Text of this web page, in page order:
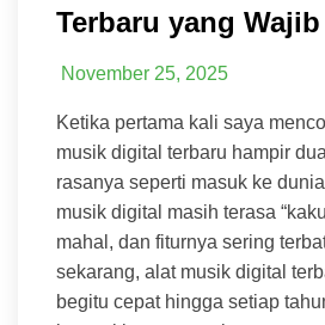
Terbaru yang
November 25, 2025
Ketika pertama kali saya
musik digital terbaru hampir
rasanya seperti masuk ke
musik digital masih terasa
mahal, dan fiturnya sering
sekarang, alat musik digital
begitu cepat hingga setiap